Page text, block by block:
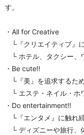
す。
・All for Creative
└『クリエイティブ』
└ ホテル、タクシー、
・Be cute!!
└『美』を追求するた
└ エステ・ネイル・ホ
・Do entertainment!!
└『エンタメ』に触れ
└ ディズニーや旅行、